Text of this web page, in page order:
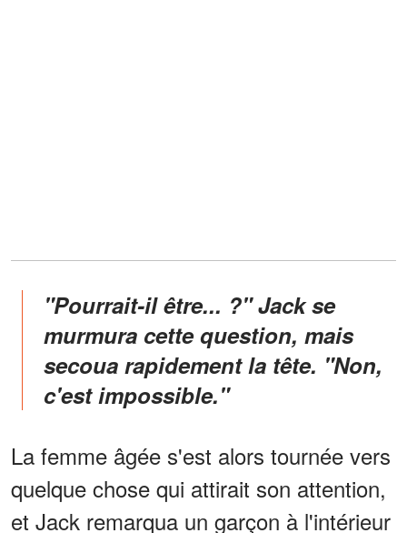
"Pourrait-il être... ?" Jack se
murmura cette question, mais
secoua rapidement la tête. "Non,
c'est impossible."
La femme âgée s'est alors tournée vers
quelque chose qui attirait son attention,
et Jack remarqua un garçon à l'intérieur